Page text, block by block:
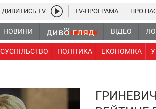
НОВИНИ ВІДЕО
СУСПІЛЬСТВО ПОЛІТИКА ЕКОНОМІКА
ДИВИТИСЬ TV TV-ПРОГРАМА ПРО